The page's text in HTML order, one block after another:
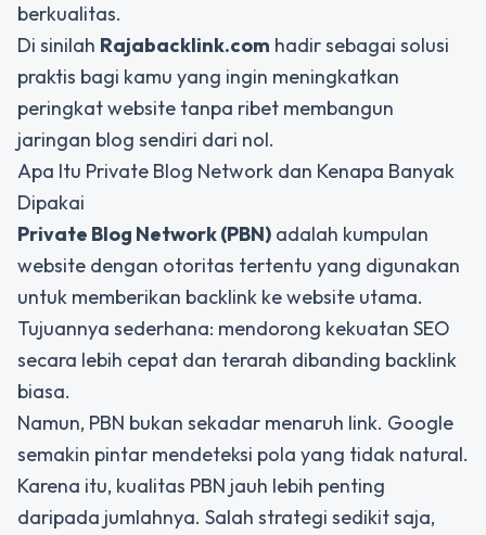
berkualitas.
Di sinilah Rajabacklink.com hadir sebagai solusi
praktis bagi kamu yang ingin meningkatkan
peringkat website tanpa ribet membangun
jaringan blog sendiri dari nol.
Apa Itu Private Blog Network dan Kenapa Banyak
Dipakai
Private Blog Network (PBN) adalah kumpulan
website dengan otoritas tertentu yang digunakan
untuk memberikan backlink ke website utama.
Tujuannya sederhana: mendorong kekuatan SEO
secara lebih cepat dan terarah dibanding backlink
biasa.
Namun, PBN bukan sekadar menaruh link. Google
semakin pintar mendeteksi pola yang tidak natural.
Karena itu, kualitas PBN jauh lebih penting
daripada jumlahnya. Salah strategi sedikit saja,